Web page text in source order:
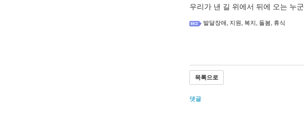
우리가 낸 길 위에서 뒤에 오는 누
발달장애, 지원, 복지 , 돌봄, 휴식
목록으로
댓글